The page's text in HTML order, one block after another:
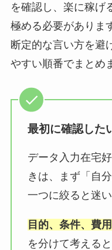
を確認し、楽に稼げ
極める必要がありま
断定的な言い方を避
やすい順番でまとめ
最初に確認した
データ入力在宅
きは、まず「自
一つに絞ると迷
目的、条件、費
を分けて考える